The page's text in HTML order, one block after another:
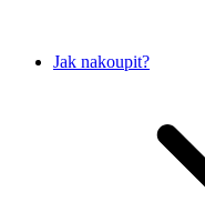
Jak nakoupit?